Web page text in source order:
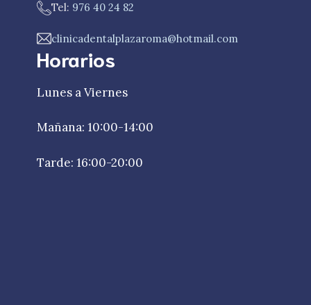
Tel: 976 40 24 82
clinicadentalplazaroma@hotmail.com
Horarios
Lunes a Viernes
Mañana: 10:00-14:00
Tarde: 16:00-20:00